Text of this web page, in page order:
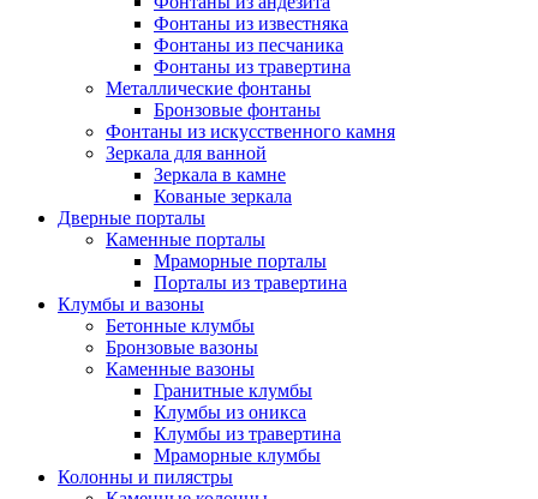
Фонтаны из известняка
Фонтаны из песчаника
Фонтаны из травертина
Металлические фонтаны
Бронзовые фонтаны
Фонтаны из искусственного камня
Зеркала для ванной
Зеркала в камне
Кованые зеркала
Дверные порталы
Каменные порталы
Мраморные порталы
Порталы из травертина
Клумбы и вазоны
Бетонные клумбы
Бронзовые вазоны
Каменные вазоны
Гранитные клумбы
Клумбы из оникса
Клумбы из травертина
Мраморные клумбы
Колонны и пилястры